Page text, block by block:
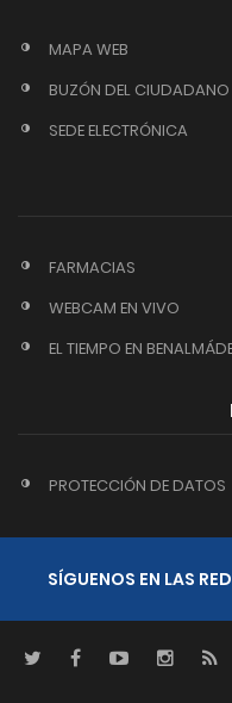
MAPA WEB
BUZÓN DEL CIUDADANO
SEDE ELECTRÓNICA
FARMACIAS
WEBCAM EN VIVO
EL TIEMPO EN
PROTECCIÓN DE DATOS
SÍGUENOS EN LAS